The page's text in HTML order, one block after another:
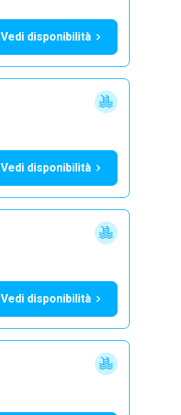
Vedi disponibilità
Vedi disponibilità
Vedi disponibilità